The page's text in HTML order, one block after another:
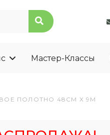
Мастер-Классы
ПОЛОТНО 48СМ Х 9М